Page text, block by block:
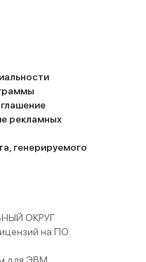
рекламных
генерируемого
ОКРУГ
на ПО.